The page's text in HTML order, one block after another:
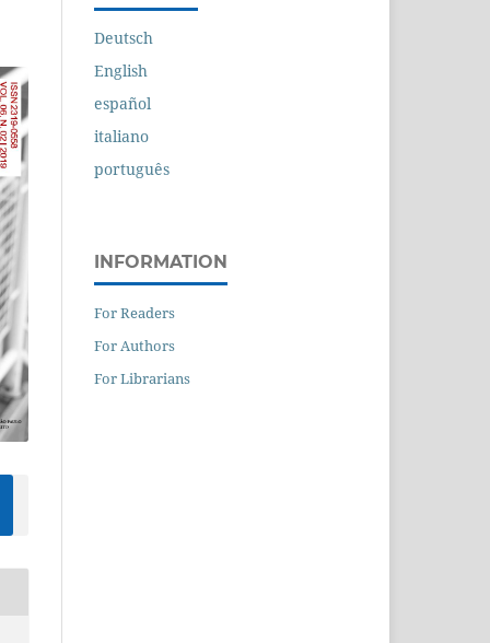
Deutsch
English
español
italiano
português
INFORMATION
For Readers
For Authors
For Librarians